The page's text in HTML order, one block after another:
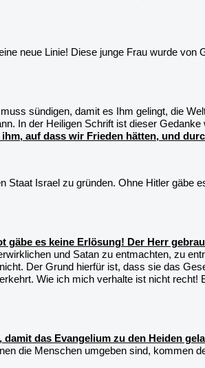
neue Linie! Diese junge Frau wurde
sündigen, damit es Ihm gelingt, die
In der Heiligen Schrift ist dieser
auf dass wir Frieden hätten, und
Staat Israel zu gründen. Ohne Hitler gäbe
gäbe es keine Erlösung! Der Herr
und Satan zu entmachten, zu
Der Grund hierfür ist, dass sie das
Wie ich mich verhalte ist nicht
das Evangelium zu den Heiden
die Menschen umgeben sind, kommen